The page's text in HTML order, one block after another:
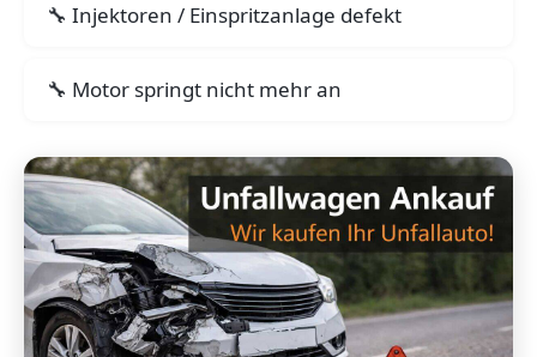
Injektoren / Einspritzanlage defekt
Motor springt nicht mehr an